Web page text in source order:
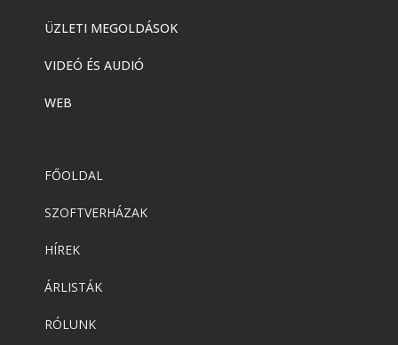
ÜZLETI MEGOLDÁSOK
VIDEÓ ÉS AUDIÓ
WEB
FŐOLDAL
SZOFTVERHÁZAK
HÍREK
ÁRLISTÁK
RÓLUNK